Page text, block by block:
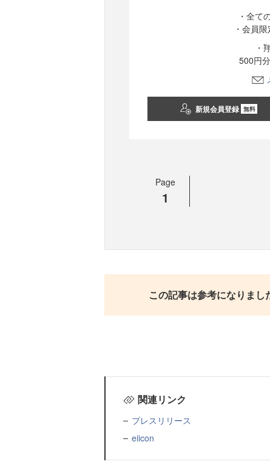
・全て
・会員
・
500円
新規会員登録 無料
Page
1
この記事は参考になりまし
関連リンク
プレスリリース
eiicon